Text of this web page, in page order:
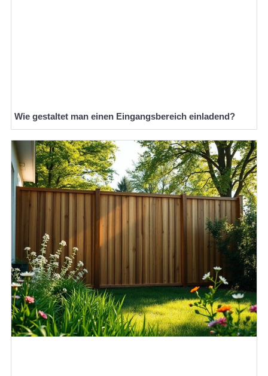
Wie gestaltet man einen Eingangsbereich einladend?